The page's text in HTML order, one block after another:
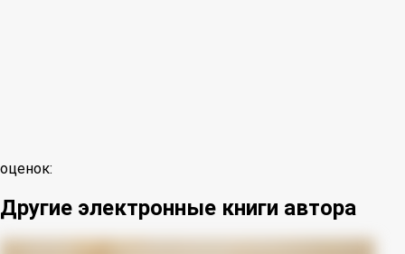
оценок:
Другие электронные книги автора